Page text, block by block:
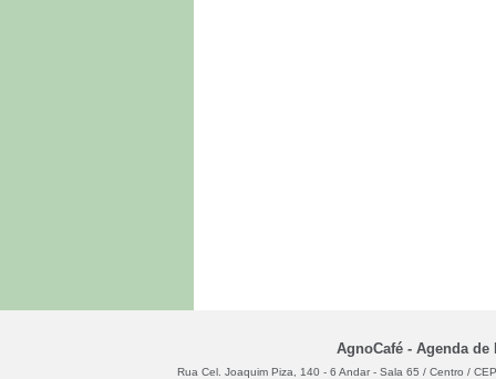
AgnoCafé - Agenda de
Rua Cel. Joaquim Piza, 140 - 6 Andar - Sala 65 / Centro /